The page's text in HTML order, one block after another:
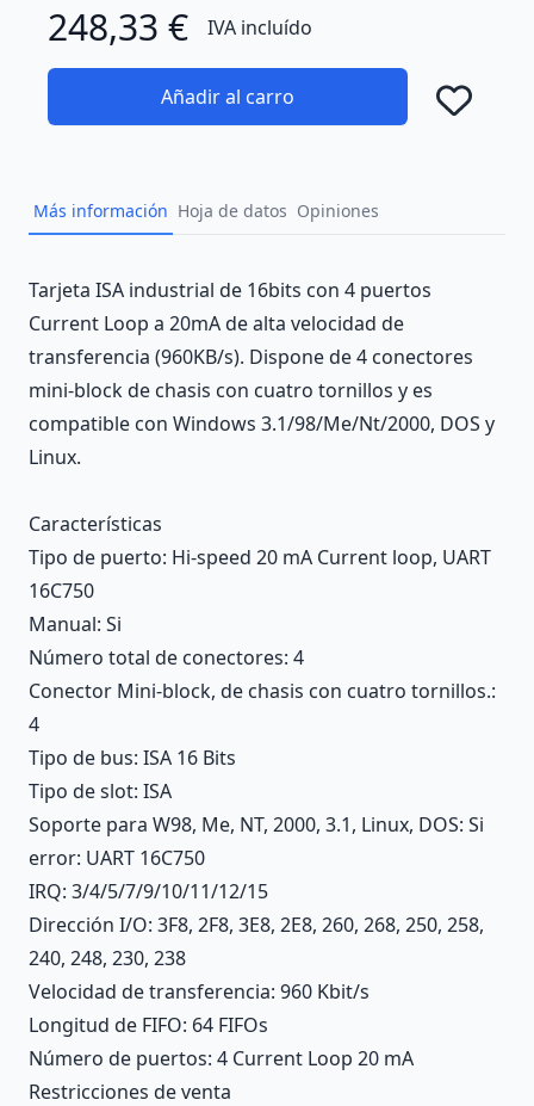
248,33 € IVA incluído
Añadir al carro
Más información Hoja de datos Opiniones
Description
Tarjeta ISA industrial de 16bits con 4 puertos
Current Loop a 20mA de alta velocidad de
transferencia (960KB/s). Dispone de 4 conectores
mini-block de chasis con cuatro tornillos y es
compatible con Windows 3.1/98/Me/Nt/2000, DOS y
Linux.
Características
Tipo de puerto: Hi-speed 20 mA Current loop, UART
16C750
Manual: Si
Número total de conectores: 4
Conector Mini-block, de chasis con cuatro tornillos.:
4
Tipo de bus: ISA 16 Bits
Tipo de slot: ISA
Soporte para W98, Me, NT, 2000, 3.1, Linux, DOS: Si
error: UART 16C750
IRQ: 3/4/5/7/9/10/11/12/15
Dirección I/O: 3F8, 2F8, 3E8, 2E8, 260, 268, 250, 258,
240, 248, 230, 238
Velocidad de transferencia: 960 Kbit/s
Longitud de FIFO: 64 FIFOs
Número de puertos: 4 Current Loop 20 mA
Restricciones de venta